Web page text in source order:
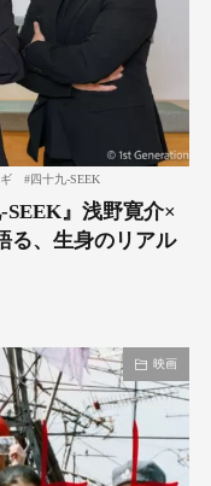
#四十九-SEEK
』浅野寛介×
る、生身のリアル
映画